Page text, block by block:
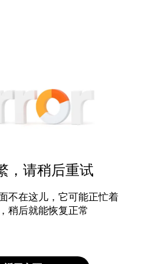
，请稍后重试
不在这儿，它可能正忙着
稍后就能恢复正常